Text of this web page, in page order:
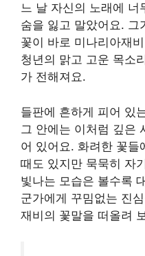
느 날 자신의 노래에 너
숨을 잃고 말았어요. 그
꽃이 바로 미나리아재
청년의 맑고 고운 목소
가 전해져요.
들판에 흔하게 피어 있
그 안에는 이처럼 깊은
어 있어요. 화려한 꽃들
때도 있지만 묵묵히 자
빛나는 모습은 볼수록
군가에게 꾸밈없는 진
재비의 꽃말을 떠올려